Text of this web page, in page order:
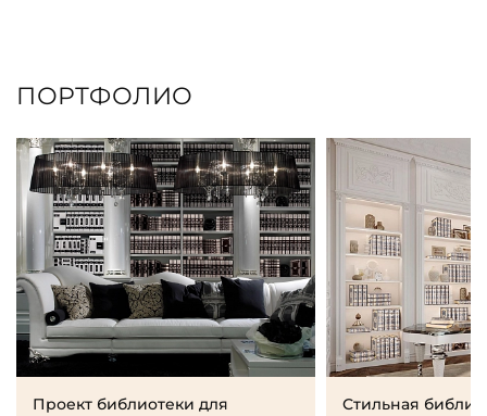
ПОРТФОЛИО
Проект библиотеки для
Стильная